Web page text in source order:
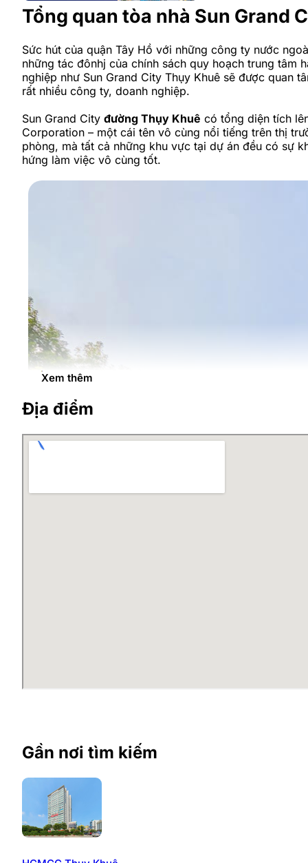
Tổng quan tòa nhà Sun Grand
Sức hút của quận Tây Hồ với những công ty nước
những tác đônhj của chính sách quy hoạch trung tâm
nghiệp như Sun Grand City Thụy Khuê sẽ được quan
rất nhiều công ty, doanh nghiệp.
Sun Grand City đường Thụy Khuê có tổng diện tích
Corporation – một cái tên vô cùng nổi tiếng trên thị
phòng, mà tất cả những khu vực tại dự án đều có sự
hứng làm việc vô cùng tốt.
Ưu điểm tòa nhà Sun Grand
Xem thêm
Địa điểm
Gần nơi tìm kiếm